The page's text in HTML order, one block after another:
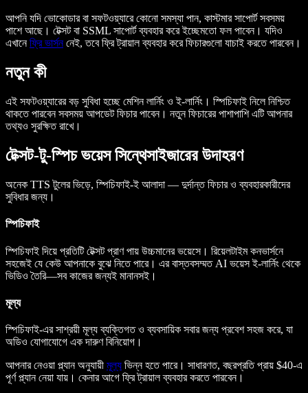
আপনি যদি ভোকোডার বা সফটওয়্যারে কোনো সমস্যা পান, কাস্টমার সাপোর্ট সবসময়
পাশে আছে। টেক্সট বা SSML সাপোর্ট ব্যবহার করে ইচ্ছেমতো ফল পাবেন। যদিও
এখানেফ্রি ভার্সননেই, তবে ফ্রি ট্রায়াল ব্যবহার করে ফিচারগুলো যাচাই করতে পারবেন।
নতুন কী
এই সফটওয়্যারের বড় সুবিধা হচ্ছে মেশিন লার্নিং ও ই-লার্নিং। স্পিচিফাই নিলে নিশ্চিত
থাকতে পারবেন সবসময় আপডেট ফিচার পাবেন। নতুন ফিচারের পাশাপাশি এটি আপনার
তথ্যও সুরক্ষিত রাখে।
টেক্সট-টু-স্পিচ ভয়েস সিন্থেসাইজারের উদাহরণ
অনেক TTS টুলের ভিড়ে, স্পিচিফাই-ই আলাদা — দুর্দান্ত ফিচার ও ব্যবহারকারীদের
সুবিধার জন্য।
স্পিচিফাই
স্পিচিফাই দিয়ে প্রতিটি টেক্সট প্রাণ পায় উচ্চমানের ভয়েসে। রিয়েলটাইম কনভার্সনে
সহজেই যে কেউ আপনাকে বুঝে নিতে পারে। এর বাস্তবসম্মত AI ভয়েস ই-লার্নিং থেকে
ভিডিও তৈরি—সব কাজের জন্যই মানানসই।
মূল্য
স্পিচিফাই-এর সাশ্রয়ী মূল্য ব্যক্তিগত ও ব্যবসায়িক সবার জন্য প্রবেশ সহজ করে, যা
অডিও যোগাযোগে এক দারুণ বিনিয়োগ।
আপনার নেওয়া প্ল্যান অনুযায়ী মূল্য ভিন্ন হতে পারে। সাধারণত, বছরপ্রতি প্রায় $40-এ
পূর্ণ প্ল্যান নেয়া যায়। কেনার আগে ফ্রি ট্রায়াল ব্যবহার করতে পারবেন।